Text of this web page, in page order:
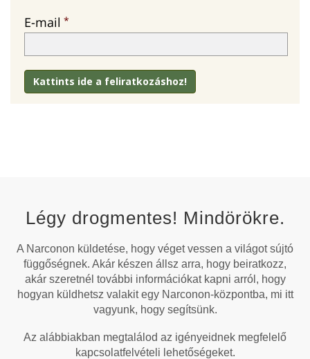
E-mail
Kattints ide a feliratkozáshoz!
Légy drogmentes! Mindörökre.
A Narconon küldetése, hogy véget vessen a világot sújtó
függőségnek. Akár készen állsz arra, hogy beiratkozz,
akár szeretnél további információkat kapni arról, hogy
hogyan küldhetsz valakit egy Narconon-központba, mi itt
vagyunk, hogy segítsünk.
Az alábbiakban megtalálod az igényeidnek megfelelő
kapcsolatfelvételi lehetőségeket.